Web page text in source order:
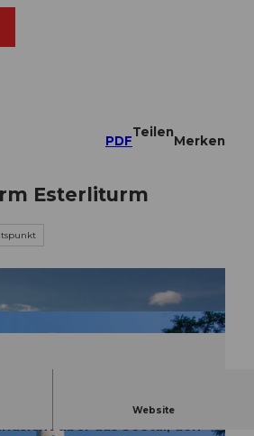
PDF
Teilen
Merken
Esterliturm
Website
Esterliturm bietet eine
über das Seetal, den